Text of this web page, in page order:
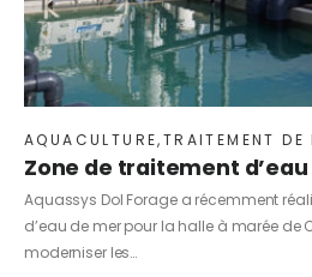
AQUACULTURE,TRAITEMENT DE
Zone de traitement
Aquassys Dol Forage a récemment
d’eau de mer pour la halle à marée
moderniser les…